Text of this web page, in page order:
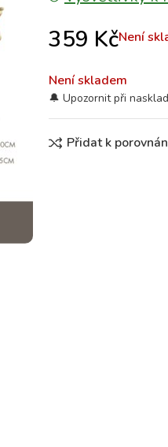
359 KčNení
Není skladem
Přidat k